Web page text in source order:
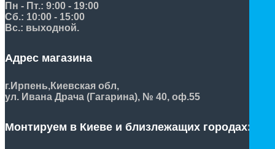
Пн - Пт.: 9:00 - 19:00
Сб.: 10:00 - 15:00
Вс.: выходной.
Адрес магазина
г.Ирпень,Киевская обл,
ул. Ивана Драча (Гагарина), № 40, оф.55
Монтируем в Киеве и близлежащих городах: